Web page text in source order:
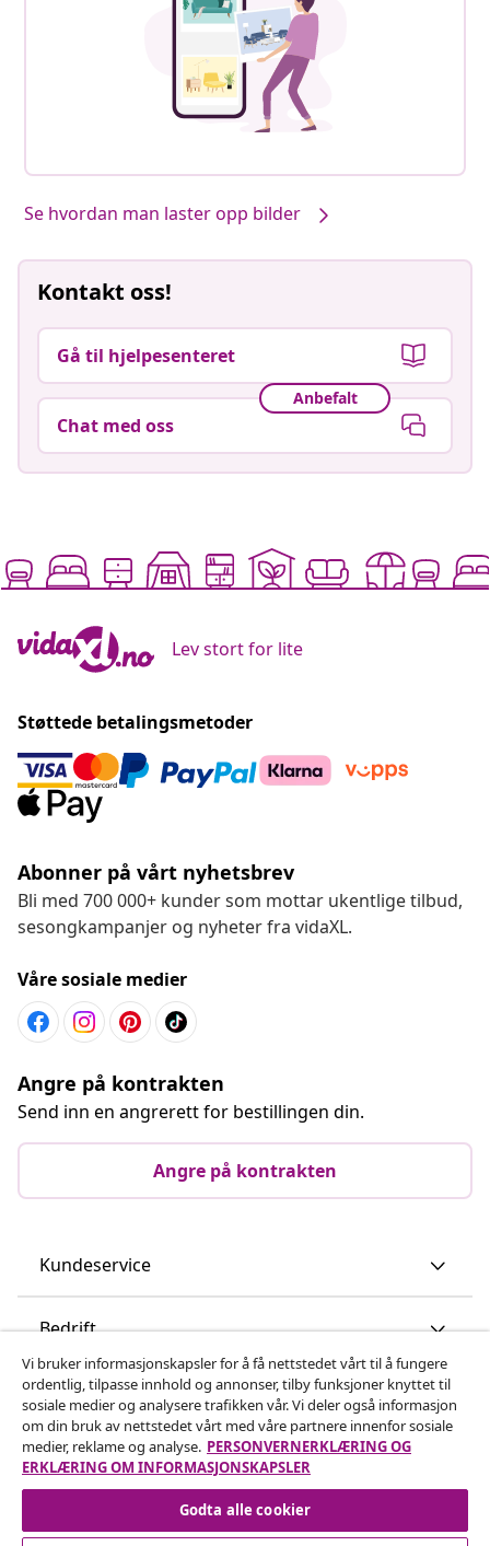
Se hvordan man laster opp bilder
Kontakt oss!
Gå til hjelpesenteret
Anbefalt
Chat med oss
Lev stort for lite
Støttede betalingsmetoder
Abonner på vårt nyhetsbrev
Bli med 700 000+ kunder som mottar ukentlige tilbud,
sesongkampanjer og nyheter fra vidaXL.
Våre sosiale medier
Angre på kontrakten
Send inn en angrerett for bestillingen din.
Angre på kontrakten
Kundeservice
Bedrift
vidaXL
Oppdag mer
Vi bruker informasjonskapsler for å få nettstedet vårt til å fungere
ordentlig, tilpasse innhold og annonser, tilby funksjoner knyttet til
sosiale medier og analysere trafikken vår. Vi deler også informasjon
om din bruk av nettstedet vårt med våre partnere innenfor sosiale
medier, reklame og analyse. PERSONVERNERKLÆRING OG
ERKLÆRING OM INFORMASJONSKAPSLER
Godta alle cookier